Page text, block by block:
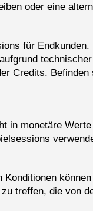
oder eine
für
Credits.
in monetäre
treffen, die von